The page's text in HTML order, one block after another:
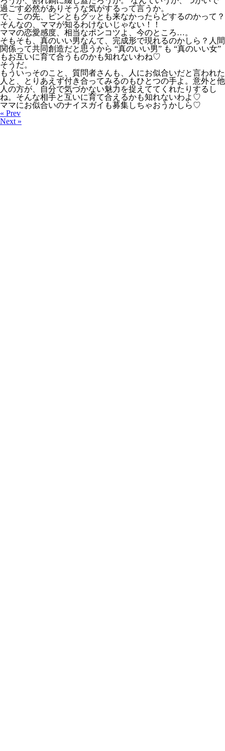
過ごす必然がありそうな気がするって言うか。
で、この先、ピンともグッとも来なかったらどするのかって？
そんなの、ママが知るわけないじゃない！！
ママの恋愛感度、相当なポンコツよ、今のところ…。
そもそも、真のいい男なんて、完成形で現れるのかしら？人間
関係って共同創造だと思うから “真のいい男” も “真のいい女”
もお互いに育て合うものかも知れないわね♡
そうだ。
もういっそのこと、質問者さんも、人にお似合いだと言われた
人と、とりあえず付き合ってみるのもひとつの手よ。意外と他
人の方が、自分で気づかない魅力を捉えててくれたりするし
ね。そんな相手と互いに育て合えるかも知れないわよ♡
ママにお似合いのナイスガイも募集しちゃおうかしら♡
« Prev
Next »